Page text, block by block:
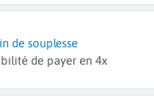
de souplesse
de payer en 4x